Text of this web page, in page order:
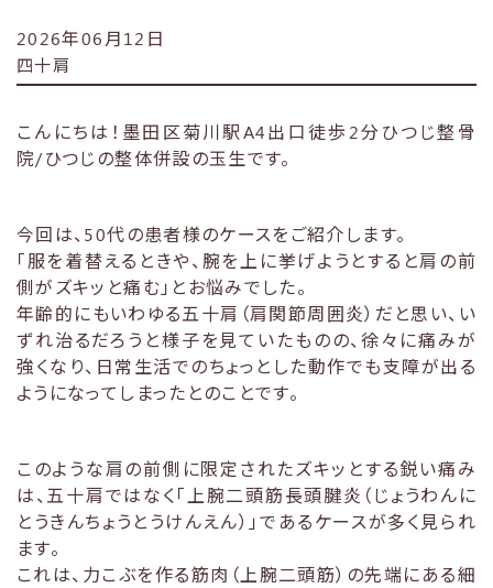
2026年06月12日
四十肩
こんにちは！墨田区菊川駅A4出口徒歩2分ひつじ整骨
院/ひつじの整体併設の玉生です。
今回は、50代の患者様のケースをご紹介します。
「服を着替えるときや、腕を上に挙げようとすると肩の前
側がズキッと痛む」とお悩みでした。
年齢的にもいわゆる五十肩（肩関節周囲炎）だと思い、い
ずれ治るだろうと様子を見ていたものの、徐々に痛みが
強くなり、日常生活でのちょっとした動作でも支障が出る
ようになってしまったとのことです。
このような肩の前側に限定されたズキッとする鋭い痛み
は、五十肩ではなく「上腕二頭筋長頭腱炎（じょうわんに
とうきんちょうとうけんえん）」であるケースが多く見られ
ます。
これは、力こぶを作る筋肉（上腕二頭筋）の先端にある細